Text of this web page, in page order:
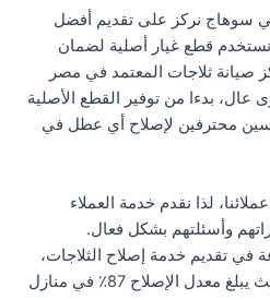
سوهاج نركز على تقديم أفضل
قطع غيار أصلية لضمان
صيانة ثلاجات المعتمد في مصر
بدءا من توفير القطع الأصلية
محترفين لإصلاح أي عطل في
لذا نقدم خدمة العملاء
وأسئلتهم بشكل فعال.
في تقديم خدمة إصلاح الثلاجات،
والتي تعد من أبرز أولوياتنا، حيث يبلغ معدل الإصلاح 87٪ في منازل